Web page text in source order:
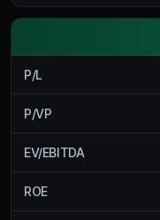
P/L
P/VP
EV/EBITDA
ROE